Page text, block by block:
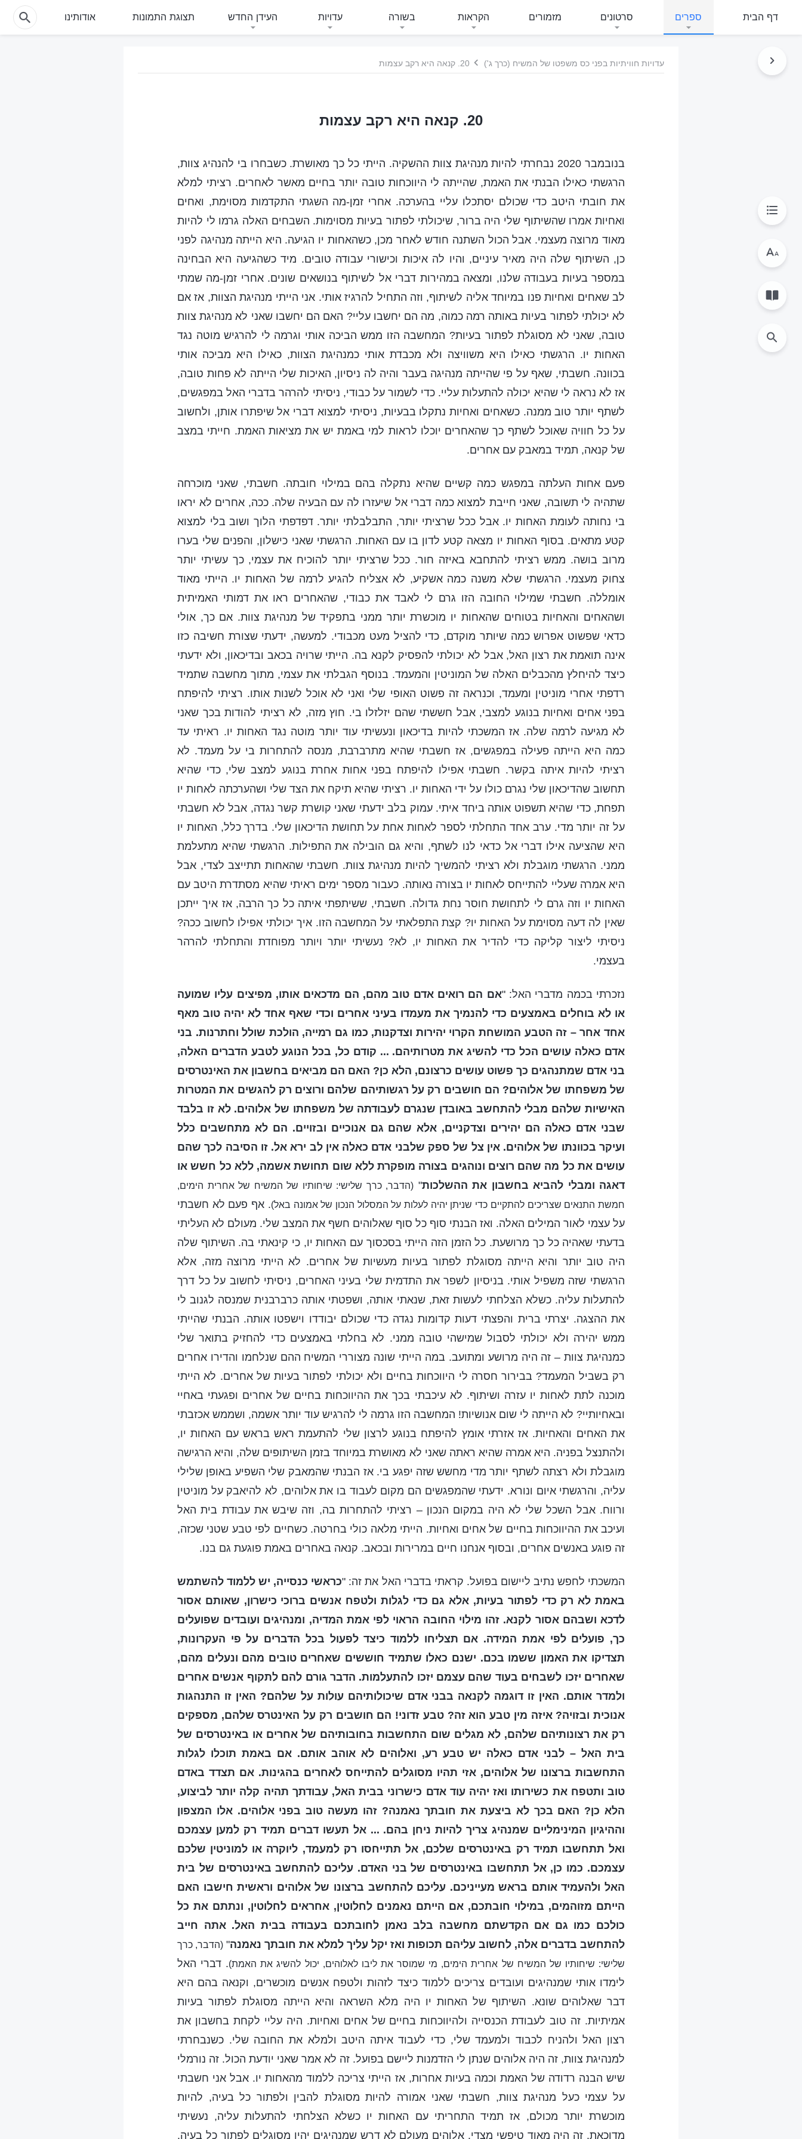
דף הבית ספרים סרטונים מזמורים הקראות בשורה עדויות העידן החדש תצוגת התמונות אודותינו
עדויות חוויתיות בפני כס משפטו של המשיח (כרך ג') 20. קנאה היא רקב עצמות
20. קנאה היא רקב עצמות
בנובמבר 2020 נבחרתי להיות מנהיגת צוות ההשקיה. הייתי כל כך מאושרת. כשבחרו בי להנהיג צוות,
הרגשתי כאילו הבנתי את האמת, שהייתה לי היווכחות טובה יותר בחיים מאשר לאחרים. רציתי למלא
את חובתי היטב כדי שכולם יסתכלו עליי בהערכה. אחרי זמן-מה השגתי התקדמות מסוימת, ואחים
ואחיות אמרו שהשיתוף שלי היה ברור, שיכולתי לפתור בעיות מסוימות. השבחים האלה גרמו לי להיות
מאוד מרוצה מעצמי. אבל הכול השתנה חודש לאחר מכן, כשהאחות יו הגיעה. היא הייתה מנהיגה לפני
כן, השיתוף שלה היה מאיר עיניים, והיו לה איכות וכישורי עבודה טובים. מיד כשהגיעה היא הבחינה
במספר בעיות בעבודה שלנו, ומצאה במהירות דברי אל לשיתוף בנושאים שונים. אחרי זמן-מה שמתי
לב שאחים ואחיות פנו במיוחד אליה לשיתוף, וזה התחיל להרגיז אותי. אני הייתי מנהיגת הצוות, אז אם
לא יכולתי לפתור בעיות באותה רמה כמוה, מה הם יחשבו עליי? האם הם יחשבו שאני לא מנהיגת צוות
טובה, שאני לא מסוגלת לפתור בעיות? המחשבה הזו ממש הביכה אותי וגרמה לי להרגיש מוטה נגד
האחות יו. הרגשתי כאילו היא משוויצה ולא מכבדת אותי כמנהיגת הצוות, כאילו היא מביכה אותי
בכוונה. חשבתי, שאף על פי שהייתה מנהיגה בעבר והיה לה ניסיון, האיכות שלי הייתה לא פחות טובה,
אז לא נראה לי שהיא יכולה להתעלות עליי. כדי לשמור על כבודי, ניסיתי להרהר בדברי האל במפגשים,
לשתף יותר טוב ממנה. כשאחים ואחיות נתקלו בבעיות, ניסיתי למצוא דברי אל שיפתרו אותן, ולחשוב
על כל חוויה שאוכל לשתף כך שהאחרים יוכלו לראות למי באמת יש את מציאות האמת. חייתי במצב
של קנאה, תמיד במאבק עם אחרים.
פעם אחות העלתה במפגש כמה קשיים שהיא נתקלה בהם במילוי חובתה. חשבתי, שאני מוכרחה
שתהיה לי תשובה, שאני חייבת למצוא כמה דברי אל שיעזרו לה עם הבעיה שלה. ככה, אחרים לא יראו
בי נחותה לעומת האחות יו. אבל ככל שרציתי יותר, התבלבלתי יותר. דפדפתי הלוך ושוב בלי למצוא
קטע מתאים. בסוף האחות יו מצאה קטע לדון בו עם האחות. הרגשתי שאני כישלון, והפנים שלי בערו
מרוב בושה. ממש רציתי להתחבא באיזה חור. ככל שרציתי יותר להוכיח את עצמי, כך עשיתי יותר
צחוק מעצמי. הרגשתי שלא משנה כמה אשקיע, לא אצליח להגיע לרמה של האחות יו. הייתי מאוד
אומללה. חשבתי שמילוי החובה הזו גרם לי לאבד את כבודי, שהאחרים ראו את דמותי האמיתית
ושהאחים והאחיות בטוחים שהאחות יו מוכשרת יותר ממני בתפקיד של מנהיגת צוות. אם כך, אולי
כדאי שפשוט אפרוש כמה שיותר מוקדם, כדי להציל מעט מכבודי. למעשה, ידעתי שצורת חשיבה כזו
אינה תואמת את רצון האל, אבל לא יכולתי להפסיק לקנא בה. הייתי שרויה בכאב ובדיכאון, ולא ידעתי
כיצד להיחלץ מהכבלים האלה של המוניטין והמעמד. בנוסף הגבלתי את עצמי, מתוך מחשבה שתמיד
רדפתי אחרי מוניטין ומעמד, וכנראה זה פשוט האופי שלי ואני לא אוכל לשנות אותו. רציתי להיפתח
בפני אחים ואחיות בנוגע למצבי, אבל חששתי שהם יזלזלו בי. חוץ מזה, לא רציתי להודות בכך שאני
לא מגיעה לרמה שלה. אז המשכתי להיות בדיכאון ונעשיתי עוד יותר מוטה נגד האחות יו. ראיתי עד
כמה היא הייתה פעילה במפגשים, אז חשבתי שהיא מתרברבת, מנסה להתחרות בי על מעמד. לא
רציתי להיות איתה בקשר. חשבתי אפילו להיפתח בפני אחות אחרת בנוגע למצב שלי, כדי שהיא
תחשוב שהדיכאון שלי נגרם כולו על ידי האחות יו. רציתי שהיא תיקח את הצד שלי ושהערכתה לאחות יו
תפחת, כדי שהיא תשפוט אותה ביחד איתי. עמוק בלב ידעתי שאני קושרת קשר נגדה, אבל לא חשבתי
על זה יותר מדי. ערב אחד התחלתי לספר לאחות אחת על תחושת הדיכאון שלי. בדרך כלל, האחות יו
היא שהציעה אילו דברי אל כדאי לנו לשתף, והיא גם הובילה את התפילות. הרגשתי שהיא מתעלמת
ממני. הרגשתי מוגבלת ולא רציתי להמשיך להיות מנהיגת צוות. חשבתי שהאחות תתייצב לצדי, אבל
היא אמרה שעליי להתייחס לאחות יו בצורה נאותה. כעבור מספר ימים ראיתי שהיא מסתדרת היטב עם
האחות יו וזה גרם לי לתחושת חוסר נחת גדולה. חשבתי, ששיתפתי איתה כל כך הרבה, אז איך ייתכן
שאין לה דעה מסוימת על האחות יו? קצת התפלאתי על המחשבה הזו. איך יכולתי אפילו לחשוב ככה?
ניסיתי ליצור קליקה כדי להדיר את האחות יו, לא? נעשיתי יותר ויותר מפוחדת והתחלתי להרהר
בעצמי.
נזכרתי בכמה מדברי האל: "אם הם רואים אדם טוב מהם, הם מדכאים אותו, מפיצים עליו שמועה
או לא בוחלים באמצעים כדי להנמיך את מעמדו בעיני אחרים וכדי שאף אחד לא יהיה טוב מאף
אחד אחר – זה הטבע המושחת הקרוי יהירות וצדקנות, כמו גם רמייה, הולכת שולל וחתרנות. בני
אדם כאלה עושים הכל כדי להשיג את מטרותיהם. ... קודם כל, בכל הנוגע לטבע הדברים האלה,
בני אדם שמתנהגים כך פשוט עושים כרצונם, הלא כן? האם הם מביאים בחשבון את האינטרסים
של משפחתו של אלוהים? הם חושבים רק על רגשותיהם שלהם ורוצים רק להגשים את המטרות
האישיות שלהם מבלי להתחשב באובדן שנגרם לעבודתה של משפחתו של אלוהים. לא זו בלבד
שבני אדם כאלה הם יהירים וצדקניים, אלא שהם גם אנוכיים ובזויים. הם לא מתחשבים כלל
ועיקר בכוונתו של אלוהים. אין צל של ספק שלבני אדם כאלה אין לב ירא אל. זו הסיבה לכך שהם
עושים את כל מה שהם רוצים ונוהגים בצורה מופקרת ללא שום תחושת אשמה, ללא כל חשש או
דאגה ומבלי להביא בחשבון את ההשלכות" (הדבר, כרך שלישי: שיחותיו של המשיח של אחרית הימים,
חמשת התנאים שצריכים להתקיים כדי שניתן יהיה לעלות על המסלול הנכון של אמונה באל). אף פעם לא חשבתי
על עצמי לאור המילים האלה. ואז הבנתי סוף כל סוף שאלוהים חשף את המצב שלי. מעולם לא העליתי
בדעתי שאהיה כל כך מרושעת. כל הזמן הזה הייתי בסכסוך עם האחות יו, כי קינאתי בה. השיתוף שלה
היה טוב יותר והיא הייתה מסוגלת לפתור בעיות מעשיות של אחרים. לא הייתי מרוצה מזה, אלא
הרגשתי שזה משפיל אותי. בניסיון לשפר את התדמית שלי בעיני האחרים, ניסיתי לחשוב על כל דרך
להתעלות עליה. כשלא הצלחתי לעשות זאת, שנאתי אותה, ושפטתי אותה כרברבנית שמנסה לגנוב לי
את ההצגה. יצרתי ברית והפצתי דעות קדומות נגדה כדי שכולם יבודדו וישפטו אותה. הבנתי שהייתי
ממש יהירה ולא יכולתי לסבול שמישהי טובה ממני. לא בחלתי באמצעים כדי להחזיק בתואר שלי
כמנהיגת צוות – זה היה מרושע ומתועב. במה הייתי שונה מצוררי המשיח ההם שנלחמו והדירו אחרים
רק בשביל המעמד? בבירור חסרה לי היווכחות בחיים ולא יכולתי לפתור בעיות של אחרים. לא הייתי
מוכנה לתת לאחות יו עזרה ושיתוף. לא עיכבתי בכך את ההיווכחות בחיים של אחרים ופגעתי באחיי
ובאחיותיי? לא הייתה לי שום אנושיות! המחשבה הזו גרמה לי להרגיש עוד יותר אשמה, ושממש אכזבתי
את האחים והאחיות. אז אזרתי אומץ להיפתח בנוגע לרצון שלי להתעמת ראש בראש עם האחות יו,
ולהתנצל בפניה. היא אמרה שהיא ראתה שאני לא מאושרת במיוחד בזמן השיתופים שלה, והיא הרגישה
מוגבלת ולא רצתה לשתף יותר מדי מחשש שזה יפגע בי. אז הבנתי שהמאבק שלי השפיע באופן שלילי
עליה, והרגשתי איום ונורא. ידעתי שהמפגשים הם מקום לעבוד בו את אלוהים, לא להיאבק על מוניטין
ורווח. אבל השכל שלי לא היה במקום הנכון – רציתי להתחרות בה, וזה שיבש את עבודת בית האל
ועיכב את ההיווכחות בחיים של אחים ואחיות. הייתי מלאה כולי בחרטה. כשחיים לפי טבע שטני שכזה,
זה פוגע באנשים אחרים, ובסוף אנחנו חיים במרירות ובכאב. קנאה באחרים באמת פוגעת גם בנו.
המשכתי לחפש נתיב ליישום בפועל. קראתי בדברי האל את זה: "כראשי כנסייה, יש ללמוד להשתמש
באמת לא רק כדי לפתור בעיות, אלא גם כדי לגלות ולטפח אנשים ברוכי כישרון, שאותם אסור
לדכא ושבהם אסור לקנא. זהו מילוי החובה הראוי לפי אמת המדיה, ומנהיגים ועובדים שפועלים
כך, פועלים לפי אמת המידה. אם תצליחו ללמוד כיצד לפעול בכל הדברים על פי העקרונות,
תצדיקו את האמון ששמו בכם. ישנם כאלו שתמיד חוששים שאחרים טובים מהם ונעלים מהם,
שאחרים יזכו לשבחים בעוד שהם עצמם יזכו להתעלמות. הדבר גורם להם לתקוף אנשים אחרים
ולמדר אותם. האין זו דוגמה לקנאה בבני אדם שיכולותיהם עולות על שלהם? האין זו התנהגות
אנוכית ובזויה? איזה מין טבע הוא זה? טבע זדוני! הם חושבים רק על האינטרס שלהם, מספקים
רק את רצונותיהם שלהם, לא מגלים שום התחשבות בחובותיהם של אחרים או באינטרסים של
בית האל – לבני אדם כאלה יש טבע רע, ואלוהים לא אוהב אותם. אם באמת תוכלו לגלות
התחשבות ברצונו של אלוהים, אזי תהיו מסוגלים להתייחס לאחרים בהגינות. אם תצדד באדם
טוב ותטפח את כשירותו ואז יהיה עוד אדם כישרוני בבית האל, עבודתך תהיה קלה יותר לביצוע,
הלא כן? האם בכך לא ביצעת את חובתך נאמנה? זהו מעשה טוב בפני אלוהים. אלו המצפון
וההיגיון המינימליים שמנהיג צריך להיות ניחן בהם. ... אל תעשו דברים תמיד רק למען עצמכם
ואל תתחשבו תמיד רק באינטרסים שלכם, אל תתייחסו רק למעמד, ליוקרה או למוניטין שלכם
עצמכם. כמו כן, אל תתחשבו באינטרסים של בני האדם. עליכם להתחשב באינטרסים של בית
האל ולהעמיד אותם בראש מעייניכם. עליכם להתחשב ברצונו של אלוהים וראשית חישבו האם
הייתם מזוהמים, במילוי חובתכם, אם הייתם נאמנים לחלוטין, אחראים לחלוטין, ונתתם את כל
כולכם כמו גם אם הקדשתם מחשבה בלב נאמן לחובתכם בעבודה בבית האל. אתה חייב
להתחשב בדברים אלה, לחשוב עליהם תכופות ואז יקל עליך למלא את חובתך נאמנה" (הדבר, כרך
שלישי: שיחותיו של המשיח של אחרית הימים, מי שמוסר את ליבו לאלוהים, יכול להשיג את האמת). דברי האל
לימדו אותי שמנהיגים ועובדים צריכים ללמוד כיצד לזהות ולטפח אנשים מוכשרים, וקנאה בהם היא
דבר שאלוהים שונא. השיתוף של האחות יו היה מלא השראה והיא הייתה מסוגלת לפתור בעיות
אמיתיות. זה טוב לעבודת הכנסייה ולהיווכחות בחיים של אחים ואחיות. היה עליי לקחת בחשבון את
רצון האל ולהניח לכבוד ולמעמד שלי, כדי לעבוד איתה היטב ולמלא את החובה שלי. כשנבחרתי
למנהיגת צוות, זה היה אלוהים שנתן לי הזדמנות ליישם בפועל. זה לא אמר שאני יודעת הכול. זה נורמלי
שיש הבנה רדודה של האמת וכמה בעיות אחרות, אז הייתי צריכה ללמוד מהאחות יו. אבל אני חשבתי
על עצמי כעל מנהיגת צוות, חשבתי שאני אמורה להיות מסוגלת להבין ולפתור כל בעיה, להיות
מוכשרת יותר מכולם, אז תמיד התחריתי עם האחות יו כשלא הצלחתי להתעלות עליה, נעשיתי
מדוכאת. זה היה מאוד טיפשי מצדי. אלוהים מעולם לא דרש שמנהיגים יהיו מסוגלים לפתור כל בעיה.